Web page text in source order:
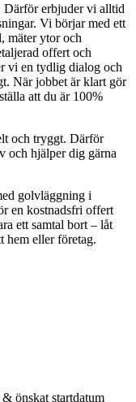
Därför erbjuder vi alltid
Vi börjar med ett
mäter ytor och
offert och
vi en tydlig dialog och
När jobbet är klart gör
att du är 100%
och tryggt. Därför
och hjälper dig gärna
golvläggning i
en kostnadsfri offert
ett samtal bort – låt
hem eller företag.
önskat startdatum